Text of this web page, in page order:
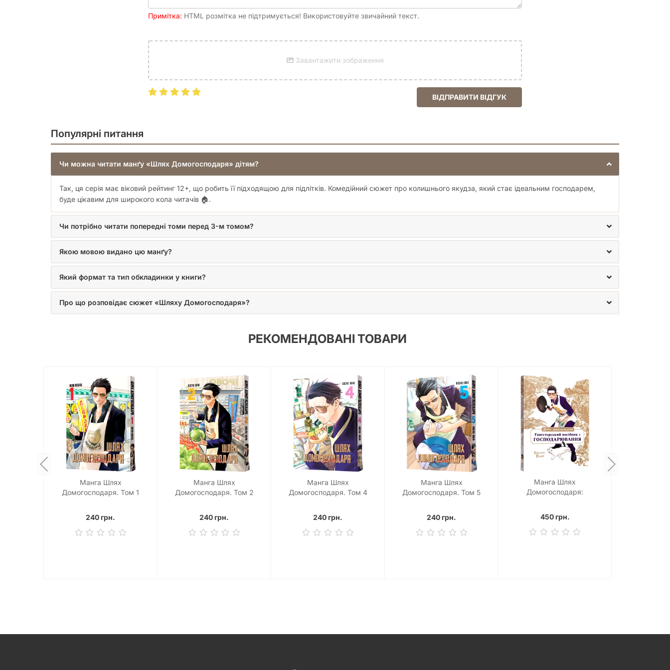
Примітка: HTML розмітка не підтримується! Використовуйте звичайний текст.
Завантажити зображення
ВІДПРАВИТИ ВІДГУК
Популярні питання
Чи можна читати манґу «Шлях Домогосподаря» дітям?
Так, ця серія має віковий рейтинг 12+, що робить її підходящою для підлітків. Комедійний сюжет про колишнього якудза, який стає ідеальним господарем,
буде цікавим для широкого кола читачів 🏠.
Чи потрібно читати попередні томи перед 3-м томом?
Якою мовою видано цю манґу?
Який формат та тип обкладинки у книги?
Про що розповідає сюжет «Шляху Домогосподаря»?
РЕКОМЕНДОВАНІ ТОВАРИ
Манга Шлях
Домогосподаря. Том 1
240 грн.
Манга Шлях
Домогосподаря. Том 2
240 грн.
Манга Шлях
Домогосподаря. Том 4
240 грн.
Манга Шлях
Домогосподаря. Том 5
240 грн.
Манга Шлях
Домогосподаря:
450 грн.